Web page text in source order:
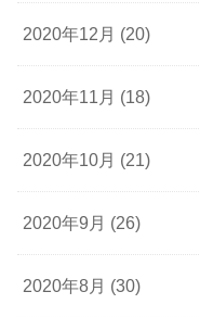
2020年12月 (20)
2020年11月 (18)
2020年10月 (21)
2020年9月 (26)
2020年8月 (30)